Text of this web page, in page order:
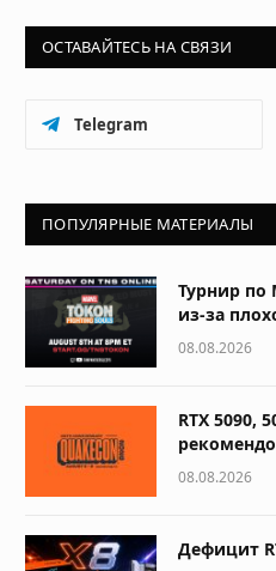
ОСТАВАЙТЕСЬ НА СВЯЗИ
Telegram
ПОПУЛЯРНЫЕ МАТЕРИАЛЫ
Турнир по
из-за
08.08.2026
RTX 5090,
08.08.2026
Дефицит